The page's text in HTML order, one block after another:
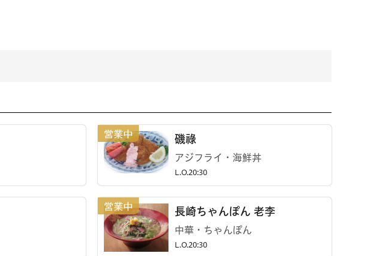
磯祿
アジフライ・海鮮丼
L.O.20:30
長崎ちゃんぽん 老李
中華・ちゃんぽん
L.O.20:30